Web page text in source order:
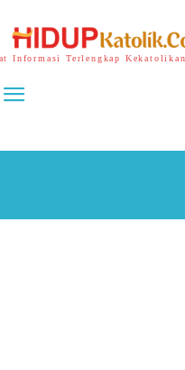
Informasi Terlengkap